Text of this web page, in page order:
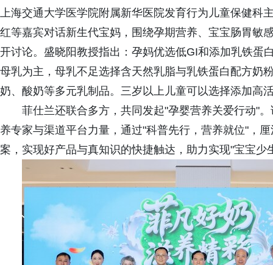
上海交通大学医学院附属新华医院发育行为儿童保健科
红等嘉宾对话新生代宝妈，围绕孕期营养、宝宝肠胃敏
开讨论。盛晓阳教授指出：孕妈优选低GI和添加乳铁蛋
母乳为主，母乳不足选择含天然乳脂与乳铁蛋白配方奶
奶、酸奶等多元乳制品。三岁以上儿童可以选择添加高
菲仕兰还联合多方，共同发起"孕婴营养关爱行动"
养专家与渠道平台力量，通过"科普先行，营养就位"，
案，实现好产品与真知识的快捷触达，助力实现"宝宝少